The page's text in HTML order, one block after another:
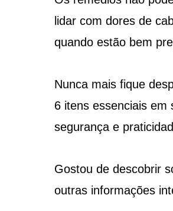
lidar com dores de
quando estão bem
Nunca mais fique
6 itens essenciais em
segurança e
Gostou de descobrir
outras informações